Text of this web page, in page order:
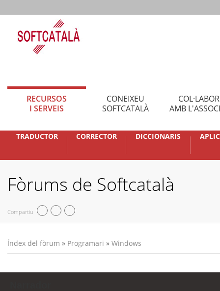
RECURSOS
I SERVEIS
CONEIXEU
SOFTCATALÀ
AMB
TRADUCTOR CORRECTOR DICCIONARIS
Fòrums de Softcatalà
Compartiu
Índex del fòrum » Programari » Windows